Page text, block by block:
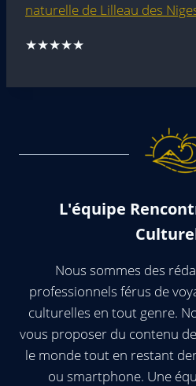
naturelle de Lilleau des
★★★★★
L'équipe
Nous sommes des
professionnels férus de
culturelles en tout genre.
vous proposer du contenu
le monde tout en restant
ou smartphone. Une